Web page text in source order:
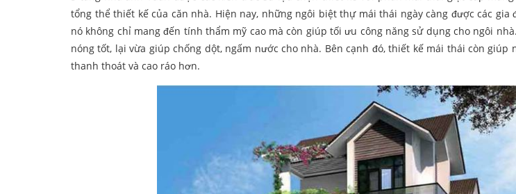
tổng thể thiết kế của căn nhà. Hiện nay, những ngôi biệt thự mái thái ngày càng được các gia
nó không chỉ mang đến tính thẩm mỹ cao mà còn giúp tối ưu công năng sử dụng cho ngôi
nóng tốt, lại vừa giúp chống dột, ngấm nước cho nhà. Bên cạnh đó, thiết kế mái thái còn
thanh thoát và cao ráo hơn.